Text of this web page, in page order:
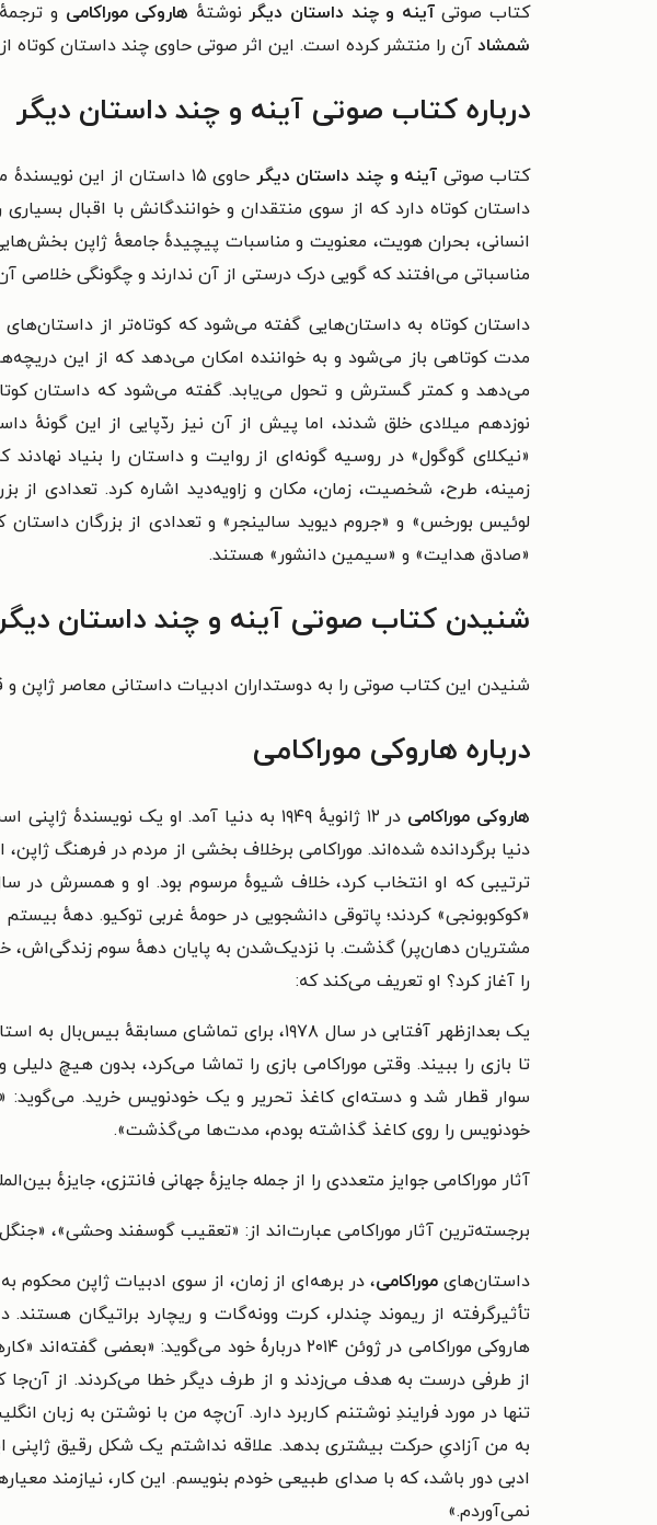
کتاب صوتیآینه و چند داستان دیگر نوشتهٔ هاروکی موراکامی و
شمشاد آن را منتشر کرده است. این اثر صوتی حاوی چند داستان کوتاه
درباره کتاب صوتی آینه و چند داستان دیگر
کتاب صوتی آینه و چند داستان دیگر حاوی ۱۵ داستان از این نویسندهٔ موفق ژاپنی است.
داستان کوتاه دارد که از سوی منتقدان و خوانندگانش با اقبال
انسانی، بحران هویت، معنویت و مناسبات پیچیده‌ٔ جامعهٔ ژاپن
مناسباتی می‌افتند که گویی درک درستی از آن ندارند و چگونگی خلاصی
داستان کوتاه به داستان‌هایی گفته می‌شود که کوتاه‌تر از
مدت کوتاهی باز می‌شود و به خواننده امکان می‌دهد که از این
می‌دهد و کمتر گسترش و تحول می‌یابد. گفته می‌شود که داستان
نوزدهم میلادی خلق شدند، اما پیش از آن نیز ردّپایی از این گونهٔ
«نیکلای گوگول» در روسیه گونه‌ای از روایت و داستان را بنیاد
زمینه، طرح، شخصیت، زمان، مکان و زاویه‌دید اشاره کرد. تعدادی از
لوئیس بورخس» و «جروم دیوید سالینجر» و تعدادی از بزرگان
«صادق هدایت» و «سیمین دانشور» هستند.
شنیدن کتاب صوتی آینه و چند داستان
شنیدن این کتاب صوتی را به دوستداران ادبیات داستانی معاصر ژاپن
درباره هاروکی موراکامی
هاروکی موراکامی
دنیا برگردانده شده‌اند. موراکامی برخلاف بخشی از مردم در فرهنگ
«کوکوبونجی» کردند؛ پاتوقی دانشجویی در حومهٔ غربی توکیو. دههٔ
مشتریان دهان‌پر) گذشت. با نزدیک‌شدن به پایان دههٔ سوم زندگی‌اش،
را آغاز کرد؟ او تعریف می‌کند که:
یک بعدازظهر آفتابی در سال ۱۹۷۸، برای
تا بازی را ببیند. وقتی موراکامی بازی را تماشا می‌کرد، بدون هیچ
سوار قطار شد و دسته‌ای کاغذ تحریر و یک خودنویس خرید.
خودنویس را روی کاغذ گذاشته بودم، مدت‌ها می‌گذشت».
آثار موراکامی جوایز متعددی را از جمله جایزهٔ جهانی فانتزی، جایزهٔ
برجسته‌ترین آثار موراکامی عبارت‌اند از: «تعقیب گوسفند وحشی»،
داستان‌هایموراکامی، در برهه‌ای از زمان، از سوی ادبیات ژاپن محکوم
تأثیرگرفته از ریموند چندلر، کرت وونه‌گات و ریچارد براتیگان
هاروکی موراکامی در ژوئن ۲۰۱۴ دربارۀ خود
از طرفی درست به هدف می‌زدند و از طرف دیگر خطا می‌کردند. از آن‌جا
تنها در مورد فرایندِ نوشتنم کاربرد دارد. آن‌چه من با نوشتن به زبان
به من آزادیِ حرکت بیشتری بدهد. علاقه نداشتم یک شکل رقیق ژاپنی
ادبی دور باشد، که با صدای طبیعی خودم بنویسم. این کار، نیازمند
نمی‌آوردم.»